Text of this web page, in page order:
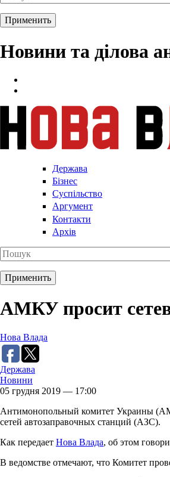
Новини та ділова
Держава
Бізнес
Суспільство
Аргумент
Контакти
Архів
АМКУ просит
Нова Влада
Держава
Новини
05 грудня 2019 — 17:00
Антимонопольный комитет Украины
сетей автозаправочных станций (АЗС).
Как передает Нова Влада, об этом
В ведомстве отмечают, что Комитет